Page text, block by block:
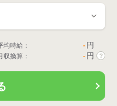
均時給： - 円
収換算： - 円 ?